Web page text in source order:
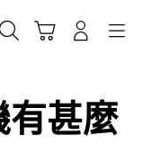
甚麼